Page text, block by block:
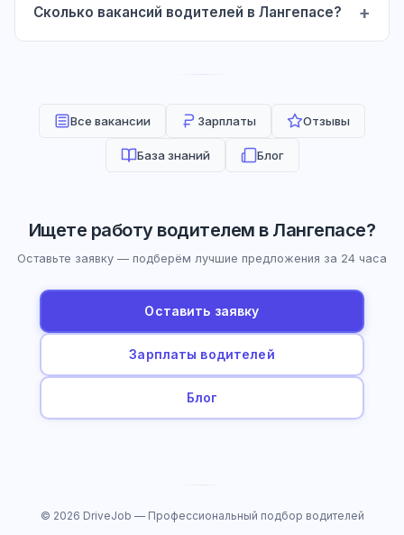
Сколько вакансий водителей в Лангепасе?
Все вакансии Зарплаты Отзывы
База знаний Блог
Ищете работу водителем в Лангепасе?
Оставьте заявку — подберём лучшие предложения за 24 часа
Оставить заявку
Зарплаты водителей
Блог
© 2026 DriveJob — Профессиональный подбор водителей